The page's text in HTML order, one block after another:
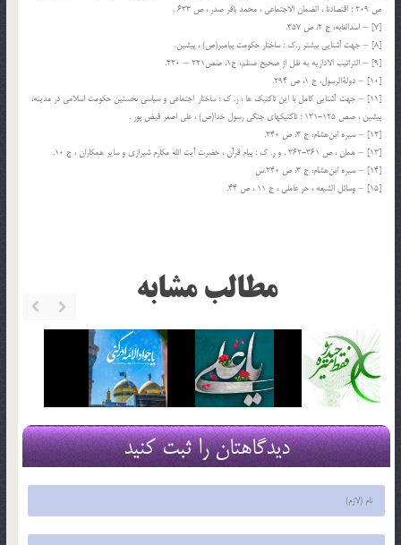
ص 209 ؛ اقتصادنا ، الضمان الاجتماعی ، محمد باقر صدر ، ص 633 .
[7] – اسدالغابه، ج 2، ص 357.
[8] – جهت آشنایی بیشتر ر.ک : ساختار حكومت پيامبر(ص) ، پیشین.
[9] – التراتيب الاداريه به نقل از صحيح مسلم، ج‌1، صص‌221 – 220.
[10] – دولةالرسول، ج 1، ص 294.
[11] – جهت آشنایی کامل با این تاکتیک ها ، ر. ک : ساختار اجتماعی و سیاسی نخستین حکومت اسلامی در مدینه،
پیشین ، صص 125-131 ؛ تاكتيكهاى جنگى رسول خدا(ص) ، على اصغر فيض پور .
[12] – سيره ابن‌هشام، ج 3، ص 240.
[13] – همان ، ص 361-362 . و ر. ک : پيام قرآن ، حضرت آيت الله مكارم شيرازي و ساير همكاران ، ج 10.
[14] – سيره ابن‌هشام، ج 3، ص 240.س
[15] – وسائل الشیعه ، حر عاملی ، ج 11 ، ص 44.
مطالب مشابه
دیدگاهتان را ثبت کنید